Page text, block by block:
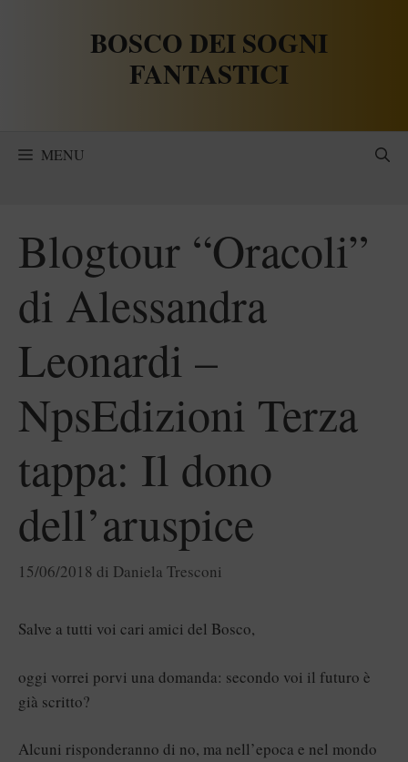
BOSCO DEI SOGNI
FANTASTICI
MENU
Blogtour “Oracoli”
di Alessandra
Leonardi –
NpsEdizioni Terza
tappa: Il dono
dell’aruspice
15/06/2018 di Daniela Tresconi
Salve a tutti voi cari amici del Bosco,
oggi vorrei porvi una domanda: secondo voi il futuro è
già scritto?
Alcuni risponderanno di no, ma nell’epoca e nel mondo